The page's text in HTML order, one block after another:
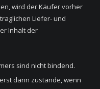
wird der Käufer vorher
Liefer- und
Inhalt der
sind nicht bindend.
dann zustande, wenn